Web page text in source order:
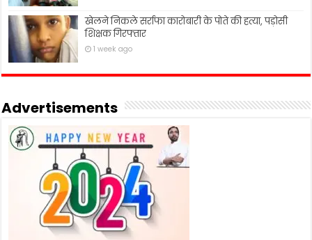
खेलने निकले सर्राफा कारोबारी के पोते की हत्या, पड़ोसी
शिक्षक गिरफ्तार
1 week ago
Advertisements